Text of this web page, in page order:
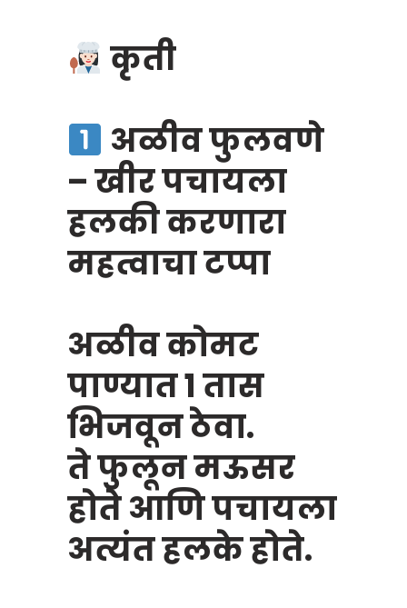
कृती
अळीव फुलवणे
– खीर पचायला
हलकी करणारा
महत्वाचा टप्पा
अळीव कोमट
पाण्यात १ तास
भिजवून ठेवा.
ते फुलून मऊसर
होते आणि पचायला
अत्यंत हलके होते.